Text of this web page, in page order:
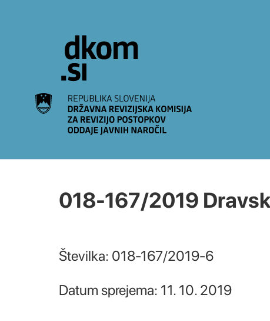
018-167/2019
Številka: 018-167/2019-6
Datum sprejema: 11. 10. 2019